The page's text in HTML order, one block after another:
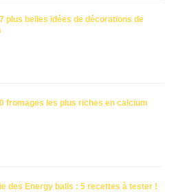
plus belles idées de décorations de
fromages les plus riches en calcium
des Energy balls : 5 recettes à tester !